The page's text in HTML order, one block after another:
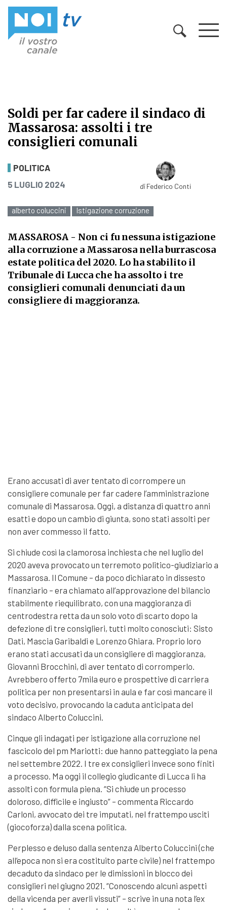
Soldi per far cadere il sindaco di
Massarosa: assolti i tre
consiglieri comunali
Soldi per far cadere il sindaco di
POLITICA
PUBBLICATO IL
5 LUGLIO 2024 diFederico Conti
alberto coluccini Istigazione corruzione
MASSAROSA - Non ci fu nessuna istigazione
alla corruzione a Massarosa nella burrascosa
estate politica del 2020. Lo ha stabilito il
Tribunale di Lucca che ha assolto i tre
consiglieri comunali denunciati da un
consigliere di maggioranza.
Erano accusati di aver tentato di corrompere un
consigliere comunale per far cadere l’amministrazione
comunale di Massarosa. Oggi, a distanza di quattro anni
esatti e dopo un cambio di giunta, sono stati assolti per
non aver commesso il fatto.
Si chiude così la clamorosa inchiesta che nel luglio del
2020 aveva provocato un terremoto politico-giudiziario a
Massarosa. Il Comune – da poco dichiarato in dissesto
finanziario – era chiamato all’approvazione del bilancio
stabilmente riequilibrato, con una maggioranza di
centrodestra retta da un solo voto di scarto dopo la
defezione di tre consiglieri, tutti molto conosciuti: Sisto
Dati, Mascia Garibaldi e Lorenzo Ghiara. Proprio loro
erano stati accusati da un consigliere di maggioranza,
Giovanni Brocchini, di aver tentato di corromperlo.
Avrebbero offerto 7mila euro e prospettive di carriera
politica per non presentarsi in aula e far così mancare il
voto decisivo, provocando la caduta anticipata del
sindaco Alberto Coluccini.
Cinque gli indagati per istigazione alla corruzione nel
fascicolo del pm Mariotti: due hanno patteggiato la pena
nel settembre 2022. I tre ex consiglieri invece sono finiti
a processo. Ma oggi il collegio giudicante di Lucca li ha
assolti con formula piena. “Si chiude un processo
doloroso, difficile e ingiusto” – commenta Riccardo
Carloni, avvocato dei tre imputati, nel frattempo usciti
(giocoforza) dalla scena politica.
Perplesso e deluso dalla sentenza Alberto Coluccini (che
all’epoca non si era costituito parte civile) nel frattempo
decaduto da sindaco per le dimissioni in blocco dei
consiglieri nel giugno 2021. “Conoscendo alcuni aspetti
della vicenda per averli vissuti” – scrive in una nota l’ex